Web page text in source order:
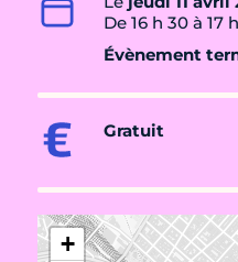
De 16 h 30 à 17
Évènement
Gratuit
+